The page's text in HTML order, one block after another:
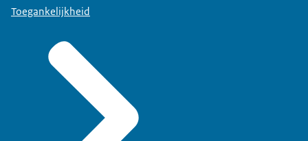
Toegankelijkheid